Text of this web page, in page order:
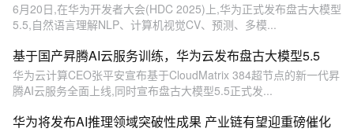
6月20日,在华为开发者大会(HDC 2025)上,华为正式发布盘古大模型
5.5,自然语言理解NLP、计算机视觉CV、预测、多模...
基于国产昇腾AI云服务训练，华为云发布盘古大模型5.5
华为云计算CEO张平安宣布基于CloudMatrix 384超节点的新一代昇
腾AI云服务全面上线,同时宣布盘古大模型5.5正式发...
华为将发布AI推理领域突破性成果 产业链有望迎重磅催化